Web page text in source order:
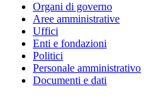
Organi di governo
Aree amministrative
Uffici
Enti e fondazioni
Politici
Personale amministrativo
Documenti e dati